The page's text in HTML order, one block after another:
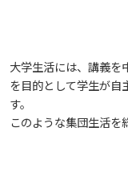
教育の特色
将来像
教育研究上の
研究者要覧
規定
規定・教育課
施設案内
入試概要
職の種BOOK
保健医療学部
総合リハビリ
大学院・専攻科
医療科学研究科
就職・キャリア
大学生活には、講義を
を目的として学生が自
す。
このような集団生活を
試験情報
感染症による
学修支援・サ
広国ドリル
ビジュランク
横断プログラ
オプション科
シラバスの利用
学業質問集（
学籍
大学院 博士論
窓口業務取り
証明書の申請
学費
学費納入金額
学生生活支援